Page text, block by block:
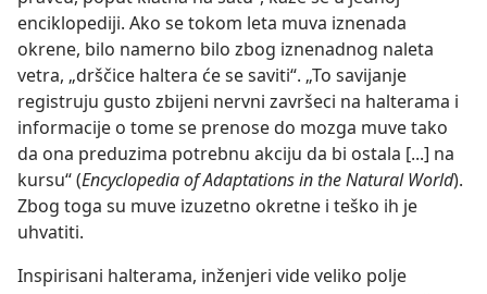
enciklopediji. Ako se tokom leta muva iznenada
okrene, bilo namerno bilo zbog iznenadnog naleta
vetra, „drščice haltera će se saviti“. „To savijanje
registruju gusto zbijeni nervni završeci na halterama i
informacije o tome se prenose do mozga muve tako
da ona preduzima potrebnu akciju da bi ostala [...] na
kursu“ (Encyclopedia of Adaptations in the Natural World).
Zbog toga su muve izuzetno okretne i teško ih je
uhvatiti.
Inspirisani halterama, inženjeri vide veliko polje